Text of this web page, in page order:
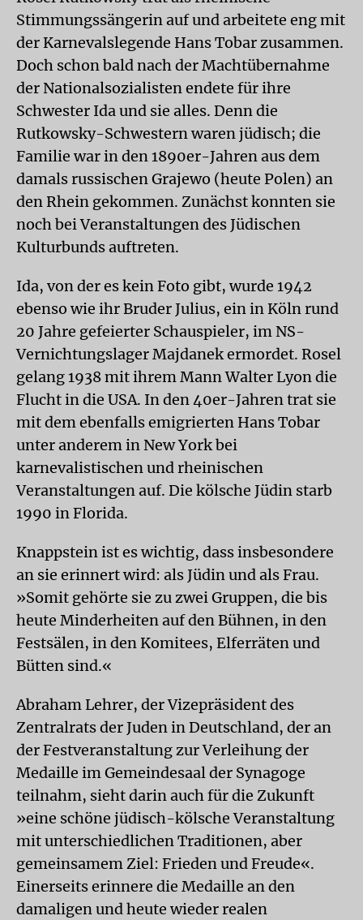
Stimmungssängerin auf und arbeitete eng mit
der Karnevalslegende Hans Tobar zusammen.
Doch schon bald nach der Macht­übernahme
der Nationalsozialisten endete für ihre
Schwester Ida und sie alles. Denn die
Rutkowsky-Schwestern waren jüdisch; die
Familie war in den 1890er-Jahren aus dem
damals russischen Grajewo (heute Polen) an
den Rhein gekommen. Zunächst konnten sie
noch bei Veranstaltungen des Jüdischen
Kulturbunds auftreten.
Ida, von der es kein Foto gibt, wurde 1942
ebenso wie ihr Bruder Julius, ein in Köln rund
20 Jahre gefeierter Schauspieler, im NS-
Vernichtungslager Majdanek ermordet. Rosel
gelang 1938 mit ihrem Mann Walter Lyon die
Flucht in die USA. In den 40er-Jahren trat sie
mit dem ebenfalls emigrierten Hans Tobar
unter anderem in New York bei
karnevalistischen und rheinischen
Veranstaltungen auf. Die kölsche Jüdin starb
1990 in Florida.
Knappstein ist es wichtig, dass insbesondere
an sie erinnert wird: als Jüdin und als Frau.
»Somit gehörte sie zu zwei Gruppen, die bis
heute Minderheiten auf den Bühnen, in den
Festsälen, in den Komitees, Elferräten und
Bütten sind.«
Abraham Lehrer, der Vizepräsident des
Zentralrats der Juden in Deutschland, der an
der Festveranstaltung zur Verleihung der
Medaille im Gemeindesaal der Synagoge
teilnahm, sieht darin auch für die Zukunft
»eine schöne jüdisch-kölsche Veranstaltung
mit unterschiedlichen Traditionen, aber
gemeinsamem Ziel: Frieden und Freude«.
Einerseits erinnere die Medaille an den
damaligen und heute wieder realen